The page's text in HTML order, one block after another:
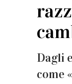
Dagli
come